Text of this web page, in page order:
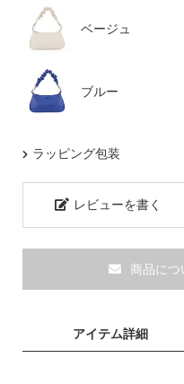
ポーチ
スマホショルダー
ベージュ
ブルー
ラッピング包装
レビューを書く
商品につ
アイテム詳細